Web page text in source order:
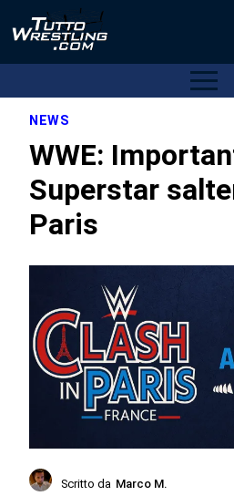
NEWS
WWE:
Superstar
Paris
Scritto da Marco M.